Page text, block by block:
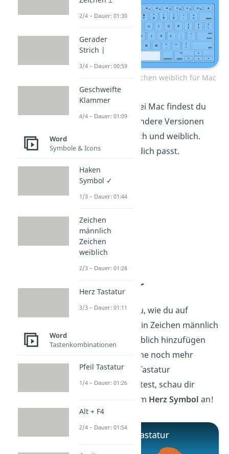
Zeichen männlich Zeichen weiblich für Mac
Über die Symbole bei Mac findest du
zudem auch noch andere Versionen
der Zeichen männlich und weiblich.
Nutze das, was für dich passt.
Herz Tastatur
Super, jetzt weißt du, wie du auf
deinem Computer ein Zeichen männlich
und ein Zeichen weiblich hinzufügen
kannst. Falls du gerne noch mehr
Zeichen auf deiner Tastatur
herausfinden möchtest, schau dir
zum Herz Symbol an!
2/4 – Dauer: 01:30
Gerader
Strich |
3/4 – Dauer: 00:59
Geschweifte
Klammer
4/4 – Dauer: 01:09
Word
Symbole & Icons
Haken
Symbol ✓
1/3 – Dauer: 01:44
Zeichen
männlich
Zeichen
weiblich
2/3 – Dauer: 01:28
Herz Tastatur
3/3 – Dauer: 01:11
Word
Tastenkombinationen
Pfeil Tastatur
1/4 – Dauer: 01:26
Alt + F4
2/4 – Dauer: 01:54